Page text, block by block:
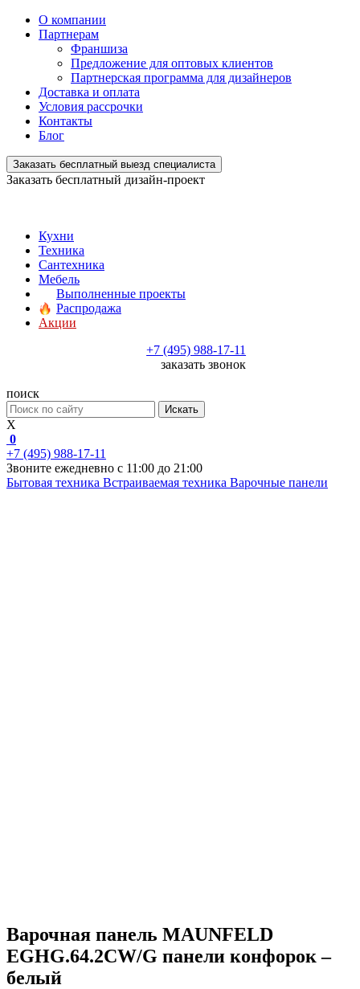
О компании
Партнерам
Франшиза
Предложение для оптовых клиентов
Партнерская программа для дизайнеров
Доставка и оплата
Условия рассрочки
Контакты
Блог
Заказать бесплатный выезд специалиста
Заказать бесплатный дизайн-проект
Кухни
Техника
Сантехника
Мебель
Выполненные проекты
Распродажа
Акции
+7 (495) 988-17-11
заказать звонок
поиск
Искать
X
0
+7 (495) 988-17-11
Звоните ежедневно с 11:00 до 21:00
Бытовая техника Встраиваемая техника Варочные панели
Варочная панель MAUNFELD
EGHG.64.2CW/G панели конфорок –
белый